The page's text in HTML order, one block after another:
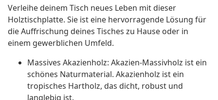
Verleihe deinem Tisch neues Leben mit dieser
Holztischplatte. Sie ist eine hervorragende Lösung für
die Auffrischung deines Tisches zu Hause oder in
einem gewerblichen Umfeld.
Massives Akazienholz: Akazien-Massivholz ist ein
schönes Naturmaterial. Akazienholz ist ein
tropisches Hartholz, das dicht, robust und
langlebig ist.